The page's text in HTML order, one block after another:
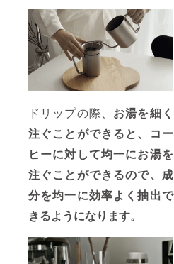
ドリップの際、 お湯を細く
注ぐことができると、コー
ヒーに対して均一にお湯を
注ぐことができるので、成
分を均一に効率よく抽出で
きるようになります。